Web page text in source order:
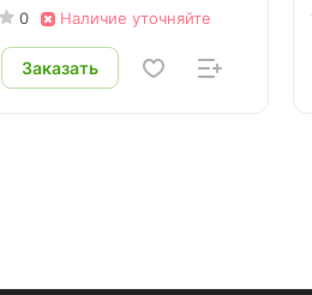
0 Наличие уточняйте
Заказать